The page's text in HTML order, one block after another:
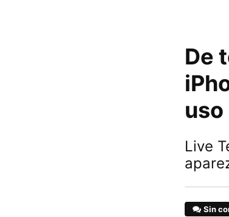
De
Live
Sin